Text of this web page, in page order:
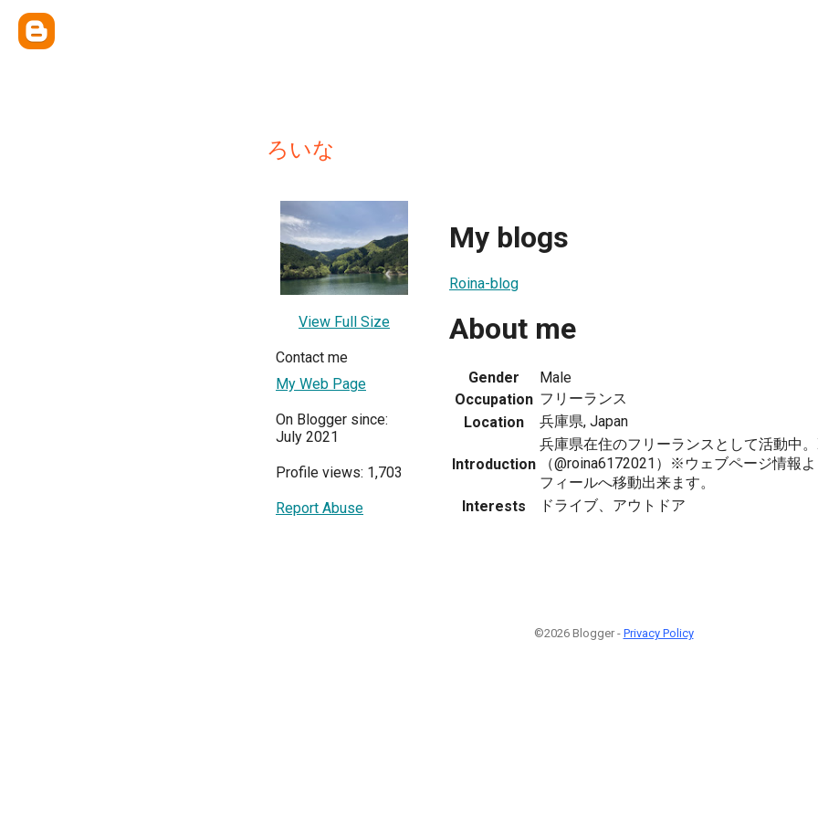
ろいな
View Full Size
Contact me
My Web Page
On Blogger since:
July 2021
Profile views: 1,703
Report Abuse
My blogs
Roina-blog
About me
Gender
Male
Occupation フリーランス
Location
兵庫県, Japan
Introduction
兵庫県在住のフリーランスとして活動中
（@roina6172021）※ウェブページ情報
フィールへ移動出来ます。
Interests
ドライブ、アウトドア
©2026 Blogger - Privacy Policy